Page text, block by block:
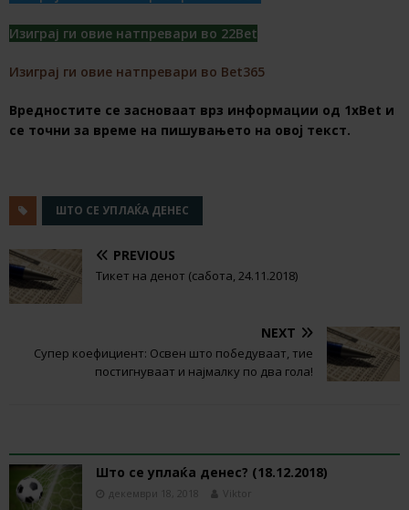
Изиграј ги овие натпревари во 22Bet
Изиграј ги овие натпревари во Bet365
Вредностите се засноваат врз информации од 1хBet и
се точни за време на пишувањето на овој текст.
ШТО СЕ УПЛАЌА ДЕНЕС
PREVIOUS
Тикет на денот (сабота, 24.11.2018)
NEXT
Супер коефициент: Освен што победуваат, тие
постигнуваат и најмалку по два гола!
Што се уплаќа денес? (18.12.2018)
декември 18, 2018 Viktor